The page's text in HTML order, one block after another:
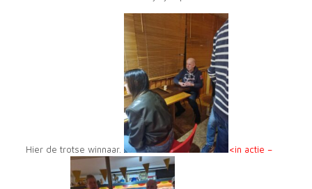
Hier de trotse winnaar. <in actie –